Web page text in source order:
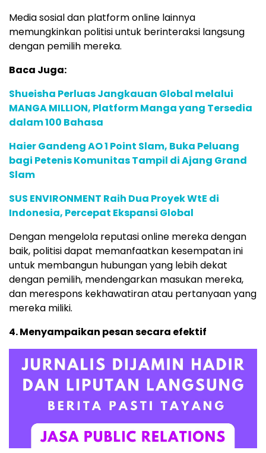
Media sosial dan platform online lainnya
memungkinkan politisi untuk berinteraksi langsung
dengan pemilih mereka.
Baca Juga:
Shueisha Perluas Jangkauan Global melalui
MANGA MILLION, Platform Manga yang Tersedia
dalam 100 Bahasa
Haier Gandeng AO 1 Point Slam, Buka Peluang
bagi Petenis Komunitas Tampil di Ajang Grand
Slam
SUS ENVIRONMENT Raih Dua Proyek WtE di
Indonesia, Percepat Ekspansi Global
Dengan mengelola reputasi online mereka dengan
baik, politisi dapat memanfaatkan kesempatan ini
untuk membangun hubungan yang lebih dekat
dengan pemilih, mendengarkan masukan mereka,
dan merespons kekhawatiran atau pertanyaan yang
mereka miliki.
4. Menyampaikan pesan secara efektif